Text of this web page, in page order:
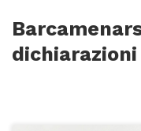
dichiarazioni